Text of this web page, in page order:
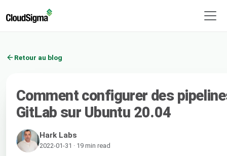
Retour au blog
Comment configurer des
GitLab sur Ubuntu 20.04
Hark Labs
2022-01-31 · 19 min read